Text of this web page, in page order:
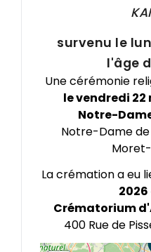
survenu le
l'âge
Une cérémonie
le vendredi 22
Notre-
Notre-Dame
La crémation a eu
2026
Crématorium
400 Rue de
Notre-
Notre-
77250
Obtenir